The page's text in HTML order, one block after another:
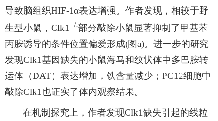
导致脑组织HIF-1α表达增强。作者发现，相较于野
生型小鼠， Clk1 +/-部分敲除小鼠显著抑制了甲基苯
丙胺诱导的条件位置偏爱形成(图a)。进一步的研究
发现Clk1基因缺失的小鼠海马和纹状体中多巴胺转
运体（DAT）表达增加，铁含量减少； PC12细胞中
敲除Clk1也证实了体内观察结果。
在机制探究上，作者发现Clk1缺失引起的线粒